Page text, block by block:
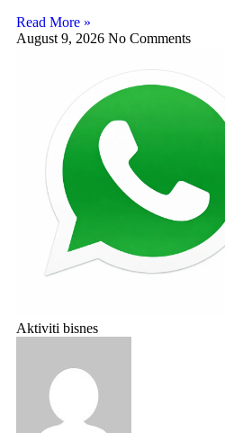
Read More »
August 9, 2026 No Comments
Aktiviti bisnes